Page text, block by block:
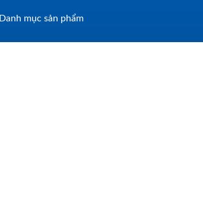
Danh mục sản phẩm